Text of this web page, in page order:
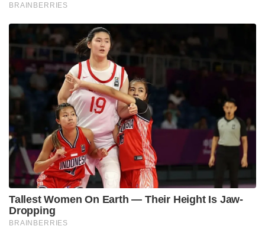
BRAINBERRIES
Tallest Women On Earth — Their Height Is Jaw-
Dropping
BRAINBERRIES